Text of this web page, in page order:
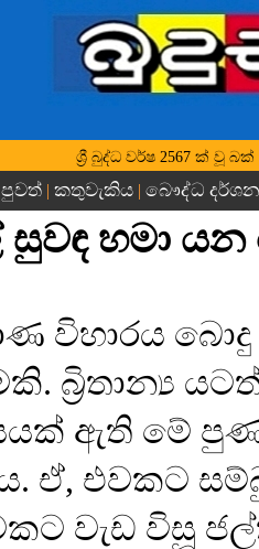
ශ්‍රී බුද්ධ වර්ෂ 2567 ක් වූ
| කතුවැකිය| බෞද්ධ
සුවඳ හමා
විහාරය
බ්‍රිතාන්‍ය
ඇති මේ
ය. ඒ, එවකට
වැඩ විසූ